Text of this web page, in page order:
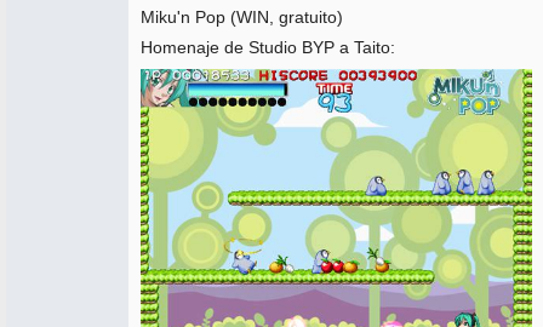
Miku'n Pop (WIN, gratuito)
Homenaje de Studio BYP a Taito: